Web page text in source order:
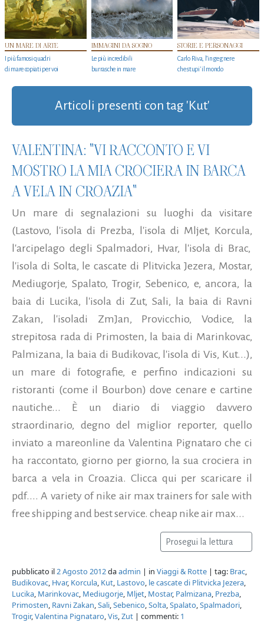
UN MARE DI ARTE
I più famosi quadri
di mare copiati per voi
IMMAGINI DA SOGNO
Le più incredibili
burrasche in mare
STORIE E PERSONAGGI
Carlo Riva, l’ingegnere
che stupi' il mondo
Articoli presenti con tag 'Kut'
VALENTINA: "VI RACCONTO E VI
MOSTRO LA MIA CROCIERA IN BARCA
A VELA IN CROAZIA"
Un mare di segnalazioni su luoghi da visitare
(Lastovo, l'isola di Prezba, l'isola di Mljet, Korcula,
l'arcipelago degli Spalmadori, Hvar, l'isola di Brac,
l'isola di Solta, le cascate di Plitvicka Jezera, Mostar,
Mediugorje, Spalato, Trogir, Sebenico, e, ancora, la
baia di Lucika, l'isola di Zut, Sali, la baia di Ravni
Zakan, l'isoladi ZmJan, Provicchio, Vodice, la
strepitosa rada di Primosten, la baia di Marinkovac,
Palmizana, la baia di Budikovac, l'isola di Vis, Kut...),
un mare di fotografie, e perfino indicazioni su
ristoranti (come il Bourbon) dove cenare e cartine
nautiche... È un diario di viaggio davvero
straordinario, degno del miglior reporter, quello
inviato a mareonline da Valentina Pignataro che ci
ha raccontato, giorno per giorno, la sua crociera in
barca a vela in Croazia. Clicca qui per scaricare il
pdf.... A variety of nike air max trainers for sale with
free shipping and best service. cheap nike air max...
Prosegui la lettura
pubblicato il2 Agosto 2012daadmin | in Viaggi & Rotte | tag: Brac,
Budikovac, Hvar, Korcula, Kut, Lastovo, le cascate di Plitvicka Jezera,
Lucika, Marinkovac, Mediugorje, Mljet, Mostar, Palmizana, Prezba,
Primosten, Ravni Zakan,Sali,Sebenico,Solta,Spalato,Spalmadori,
Trogir,Valentina Pignataro,Vis,Zut | commenti: 1